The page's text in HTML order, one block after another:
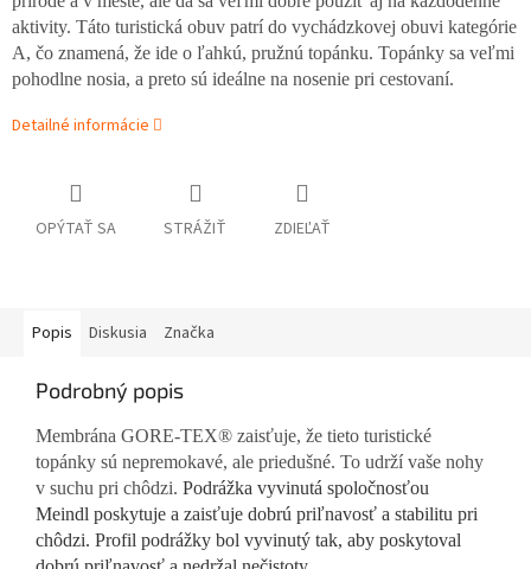
aktivity. Táto turistická obuv patrí do vychádzkovej obuvi kategórie
A, čo znamená, že ide o ľahkú, pružnú topánku. Topánky sa veľmi
pohodlne nosia, a preto sú ideálne na nosenie pri cestovaní.
Detailné informácie
OPÝTAŤ SA STRÁŽIŤ ZDIEĽAŤ
Popis Diskusia Značka
Podrobný popis
Membrána GORE-TEX® zaisťuje, že tieto turistické
topánky sú nepremokavé, ale priedušné. To udrží vaše nohy
v suchu pri chôdzi. Podrážka vyvinutá spoločnosťou
Meindl poskytuje a zaisťuje dobrú priľnavosť a stabilitu pri
chôdzi. Profil podrážky bol vyvinutý tak, aby poskytoval